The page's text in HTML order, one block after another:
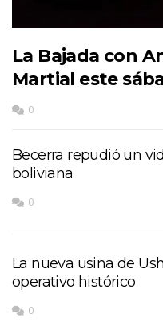
La Bajada con
Martial este
0
Becerra repudió un
boliviana
0
La nueva usina de
operativo histórico
0